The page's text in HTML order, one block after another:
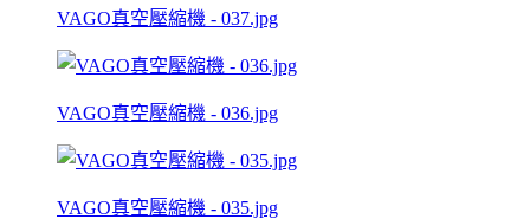
VAGO真空壓縮機 - 037.jpg
VAGO真空壓縮機 - 036.jpg
VAGO真空壓縮機 - 035.jpg